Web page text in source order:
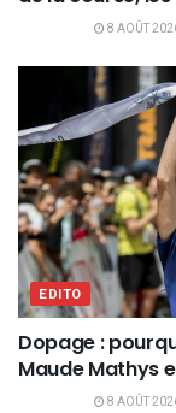
8 AOÛT
EDITO
Dopage :
Maude Mathys
8 AOÛT